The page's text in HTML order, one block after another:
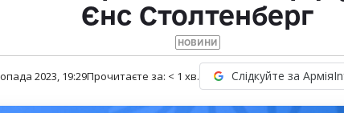
Єнс Столтенберг
НОВИНИ
2023, 19:29Прочитаєте за: < 1 хв. Слідкуйте за